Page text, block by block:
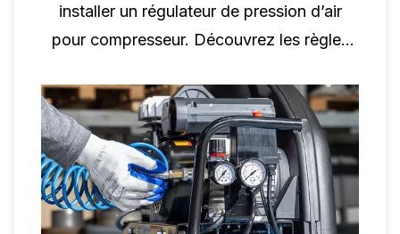
installer un régulateur de pression d’air
pour compresseur. Découvrez les règles
manomètres et des conseils d’installation
pour un contrôle fiable de la pression d’air.